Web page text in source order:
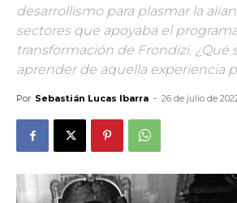
desarrollismo para plasmar la
sectores que apoyaba el
transformación de Frondizi. ¿Qué
aprender de aquella experiencia
Por Sebastián Lucas Ibarra - 26 de julio de